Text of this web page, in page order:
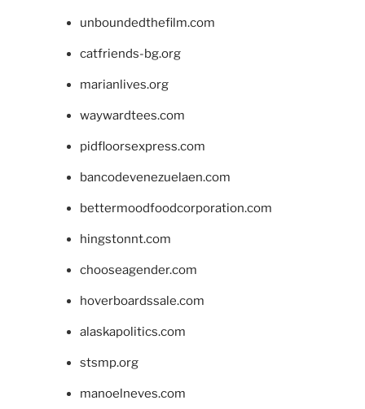
unboundedthefilm.com
catfriends-bg.org
marianlives.org
waywardtees.com
pidfloorsexpress.com
bancodevenezuelaen.com
bettermoodfoodcorporation.com
hingstonnt.com
chooseagender.com
hoverboardssale.com
alaskapolitics.com
stsmp.org
manoelneves.com